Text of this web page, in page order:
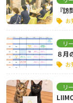
『
お
リ
８月
お
リ